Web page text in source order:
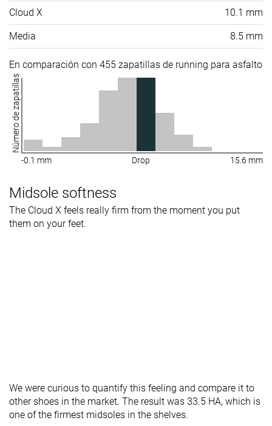
Cloud X 10.1 mm
Media 8.5 mm
En comparación con 455 zapatillas de running para asfalto
Número de zapatillas
-0.1 mm Drop 15.6 mm
Midsole softness
The Cloud X feels really firm from the moment you put
them on your feet.
We were curious to quantify this feeling and compare it to
other shoes in the market. The result was 33.5 HA, which is
one of the firmest midsoles in the shelves.